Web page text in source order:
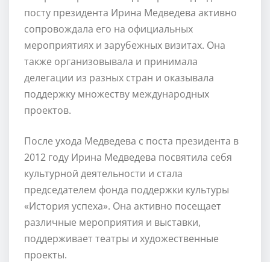
посту президента Ирина Медведева активно
сопровождала его на официальных
мероприятиях и зарубежных визитах. Она
также организовывала и принимала
делегации из разных стран и оказывала
поддержку множеству международных
проектов.
После ухода Медведева с поста президента в
2012 году Ирина Медведева посвятила себя
культурной деятельности и стала
председателем фонда поддержки культуры
«История успеха». Она активно посещает
различные мероприятия и выставки,
поддерживает театры и художественные
проекты.